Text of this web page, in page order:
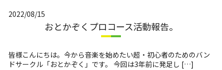
2022/08/15
おとかぞくプロコース活動報告。
皆様こんにちは。今から音楽を始めたい超・初心者のためのバン
ドサークル「おとかぞく」です。 今回は3年前に発足し […]